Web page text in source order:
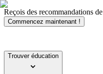
Reçois des recommandations
Commencez maintenant !
Trouver éducation